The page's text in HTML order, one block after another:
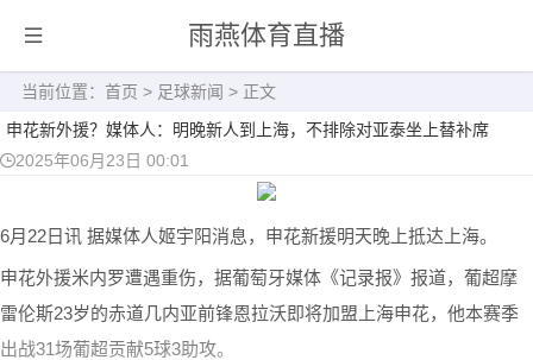
雨燕体育直播
当前位置： 首页 > 足球新闻 > 正文
申花新外援？媒体人：明晚新人到上海，不排除对亚泰坐上替补席
2025年06月23日 00:01
6月22日讯 据媒体人姬宇阳消息，申花新援明天晚上抵达上海。
申花外援米内罗遭遇重伤，据葡萄牙媒体《记录报》报道，葡超摩
雷伦斯23岁的赤道几内亚前锋恩拉沃即将加盟上海申花，他本赛季
出战31场葡超贡献5球3助攻。